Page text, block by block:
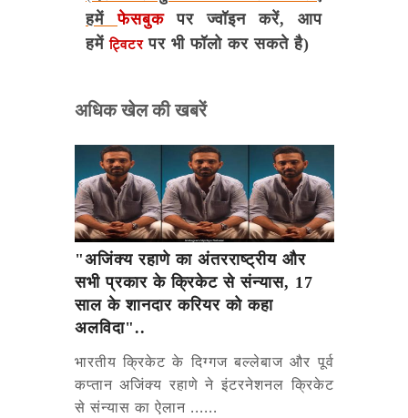
हमेंफेसबुकपर ज्वॉइन करें, आप
हमेंट्विटर पर भी फॉलो कर सकते है)
अधिक खेल की खबरें
"अजिंक्य रहाणे का अंतरराष्ट्रीय और
सभी प्रकार के क्रिकेट से संन्यास, 17
साल के शानदार करियर को कहा
अलविदा"..
भारतीय क्रिकेट के दिग्गज बल्लेबाज और पूर्व
कप्तान अजिंक्य रहाणे ने इंटरनेशनल क्रिकेट
से संन्यास का ऐलान ......